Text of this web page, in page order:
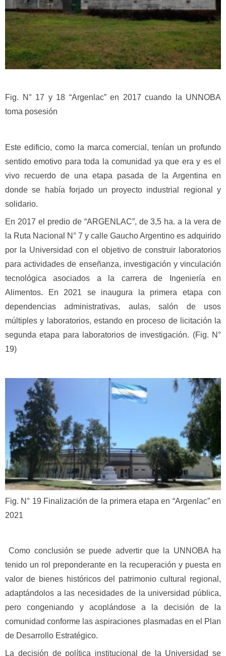
Fig. N° 17 y 18 “Argenlac” en 2017 cuando la UNNOBA
toma posesión
Este edificio, como la marca comercial, tenían un profundo
sentido emotivo para toda la comunidad ya que era y es el
vivo recuerdo de una etapa pasada de la Argentina en
donde se había forjado un proyecto industrial regional y
solidario.
En 2017 el predio de “ARGENLAC”, de 3,5 ha. a la vera de
la Ruta Nacional N° 7 y calle Gaucho Argentino es adquirido
por la Universidad con el objetivo de construir laboratorios
para actividades de enseñanza, investigación y vinculación
tecnológica asociados a la carrera de Ingeniería en
Alimentos. En 2021 se inaugura la primera etapa con
dependencias administrativas, aulas, salón de usos
múltiples y laboratorios, estando en proceso de licitación la
segunda etapa para laboratorios de investigación. (Fig. N°
19)
Fig. N° 19 Finalización de la primera etapa en “Argenlac” en
2021
Como conclusión se puede advertir que la UNNOBA ha
tenido un rol preponderante en la recuperación y puesta en
valor de bienes históricos del patrimonio cultural regional,
adaptándolos a las necesidades de la universidad pública,
pero congeniando y acoplándose a la decisión de la
comunidad conforme las aspiraciones plasmadas en el Plan
de Desarrollo Estratégico.
La decisión de política institucional de la Universidad se